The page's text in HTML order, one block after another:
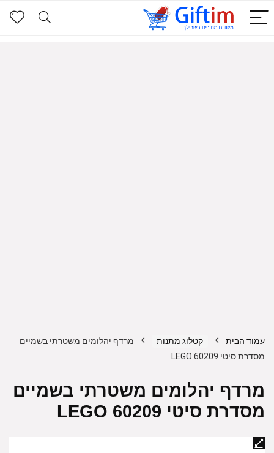
עמוד הבית קטלוג מתנות
מרדף יהלומים משטרתי בשמיים
מסדרת סיטי 60209 LEGO
מרדף יהלומים משטרתי בשמיים
מסדרת סיטי 60209 LEGO